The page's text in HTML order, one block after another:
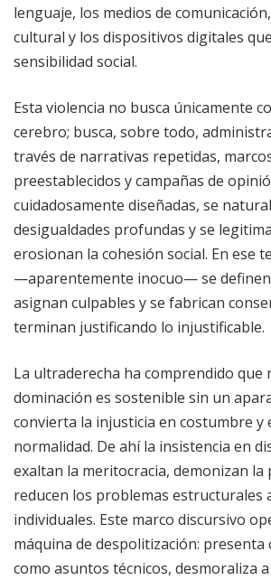
lenguaje, los medios de
cultural y los dispositivos digitales
sensibilidad social.
Esta violencia no busca únicamente
cerebro; busca, sobre todo,
través de narrativas repetidas,
preestablecidos y campañas de
cuidadosamente diseñadas, se
desigualdades profundas y se
erosionan la cohesión social. En ese
—aparentemente inocuo— se definen
asignan culpables y se fabrican
terminan justificando lo injustificable.
La ultraderecha ha comprendido que
dominación es sostenible sin un
convierta la injusticia en costumbre y
normalidad. De ahí la insistencia en
exaltan la meritocracia, demonizan la
reducen los problemas estructurales
individuales. Este marco discursivo
máquina de despolitización: presenta
como asuntos técnicos, desmoraliza